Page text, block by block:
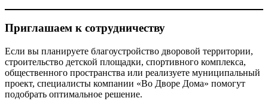
Приглашаем к сотрудничеству
Если вы планируете благоустройство дворовой территории,
строительство детской площадки, спортивного комплекса,
общественного пространства или реализуете муниципальный
проект, специалисты компании «Во Дворе Дома» помогут
подобрать оптимальное решение.